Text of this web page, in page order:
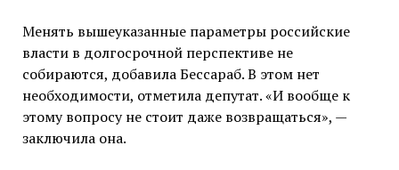
Менять вышеуказанные параметры российские
власти в долгосрочной перспективе не
собираются, добавила Бессараб. В этом нет
необходимости, отметила депутат. «И вообще к
этому вопросу не стоит даже возвращаться», —
заключила она.